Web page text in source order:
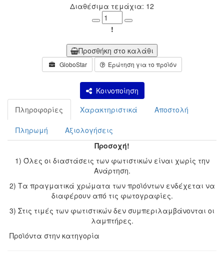
Διαθέσιμα τεμάχια: 12
Minus
Plus
!
Προσθήκη στο καλάθι
GloboStar Ερώτηση για το προϊόν
Κοινοποίηση
Πληροφορίες
Χαρακτηριστικά Αποστολή
Πληρωμή
Αξιολογήσεις
Προσοχή!
1) Όλες οι διαστάσεις των φωτιστικών είναι χωρίς την
Ανάρτηση.
2) Τα πραγματικά χρώματα των προϊόντων ενδέχεται να
διαφέρουν από τις φωτογραφίες.
3) Στις τιμές των φωτιστικών δεν συμπεριλαμβάνονται οι
λαμπτήρες.
Προϊόντα στην κατηγορία